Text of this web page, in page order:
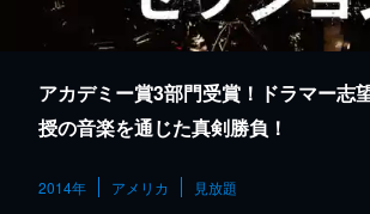
アカデミー賞3部門受賞！ドラマー志
授の音楽を通じた真剣勝負！
2014年 アメリカ 見放題